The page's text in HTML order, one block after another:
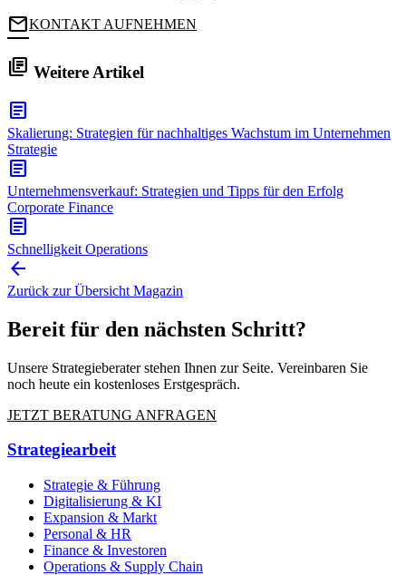
mailKONTAKT AUFNEHMEN
library_books Weitere Artikel
article
Skalierung: Strategien für nachhaltiges Wachstum im Unternehmen
Strategie
article
Unternehmensverkauf: Strategien und Tipps für den Erfolg
Corporate Finance
article
Schnelligkeit Operations
arrow_back
Zurück zur Übersicht Magazin
Bereit für den nächsten Schritt?
Unsere Strategieberater stehen Ihnen zur Seite. Vereinbaren Sie
noch heute ein kostenloses Erstgespräch.
JETZT BERATUNG ANFRAGEN
Strategiearbeit
Strategie & Führung
Digitalisierung & KI
Expansion & Markt
Personal & HR
Finance & Investoren
Operations & Supply Chain